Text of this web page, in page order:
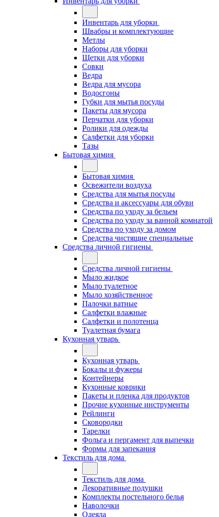
Инвентарь для уборки
Швабры и комплектующие
Метлы
Наборы для уборки
Щетки для уборки
Совки
Ведра
Ведра для мусора
Водосгоны
Губки для мытья посуды
Пакеты для мусора
Перчатки для уборки
Ролики для одежды
Салфетки для уборки
Тазы
Бытовая химия
Бытовая химия
Освежители воздуха
Средства для мытья посуды
Средства и аксессуары для обуви
Средства по уходу за бельем
Средства по уходу за ванной комнатой
Средства по уходу за домом
Средства чистящие специальные
Средства личной гигиены
Средства личной гигиены
Мыло жидкое
Мыло туалетное
Мыло хозяйственное
Палочки ватные
Салфетки влажные
Салфетки и полотенца
Туалетная бумага
Кухонная утварь
Кухонная утварь
Бокалы и фужеры
Контейнеры
Кухонные коврики
Пакеты и пленка для продуктов
Прочие кухонные инструменты
Рейлинги
Сковородки
Тарелки
Фольга и пергамент для выпечки
Формы для запекания
Текстиль для дома
Текстиль для дома
Декоративные подушки
Комплекты постельного белья
Наволочки
Одеяла